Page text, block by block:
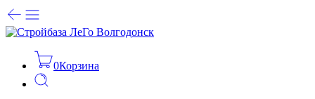
0Корзина